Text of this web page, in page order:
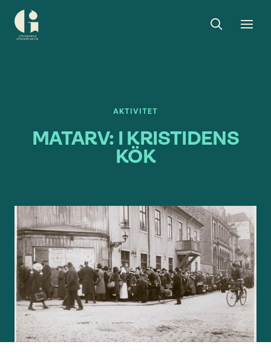
Göteborgs
Toggle
AKTIVITET
MATARV: I KRISTIDENS
KÖK